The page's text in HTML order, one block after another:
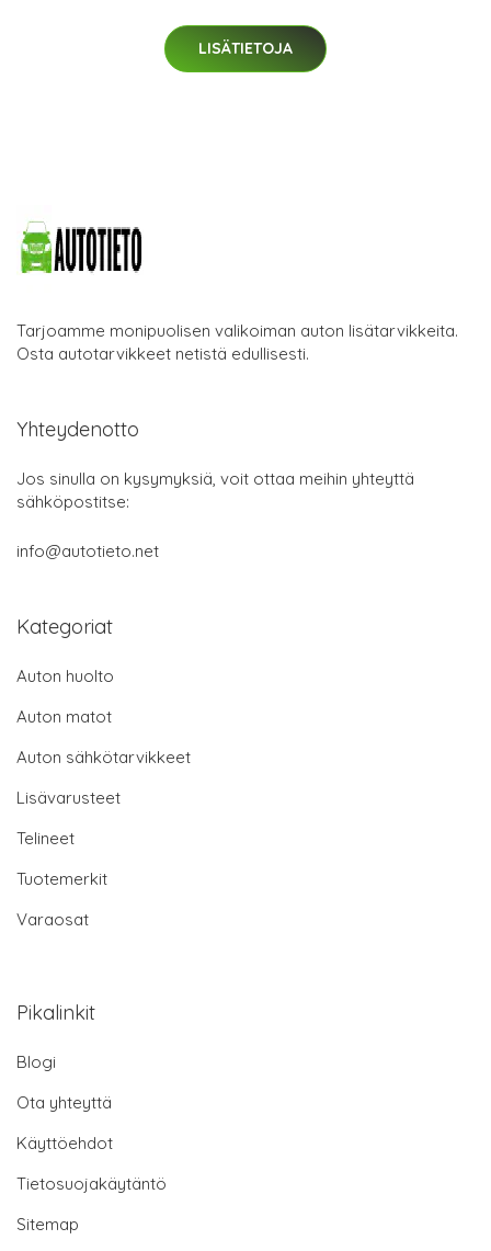
LISÄTIETOJA
Tarjoamme monipuolisen valikoiman auton lisätarvikkeita.
Osta autotarvikkeet netistä edullisesti.
Yhteydenotto
Jos sinulla on kysymyksiä, voit ottaa meihin yhteyttä
sähköpostitse:
info@autotieto.net
Kategoriat
Auton huolto
Auton matot
Auton sähkötarvikkeet
Lisävarusteet
Telineet
Tuotemerkit
Varaosat
Pikalinkit
Blogi
Ota yhteyttä
Käyttöehdot
Tietosuojakäytäntö
Sitemap